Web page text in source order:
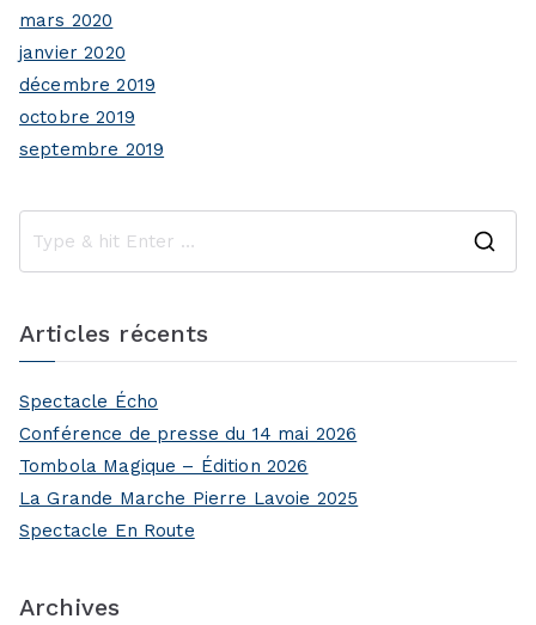
mars 2020
janvier 2020
décembre 2019
octobre 2019
septembre 2019
Articles récents
Spectacle Écho
Conférence de presse du 14 mai 2026
Tombola Magique – Édition 2026
La Grande Marche Pierre Lavoie 2025
Spectacle En Route
Archives